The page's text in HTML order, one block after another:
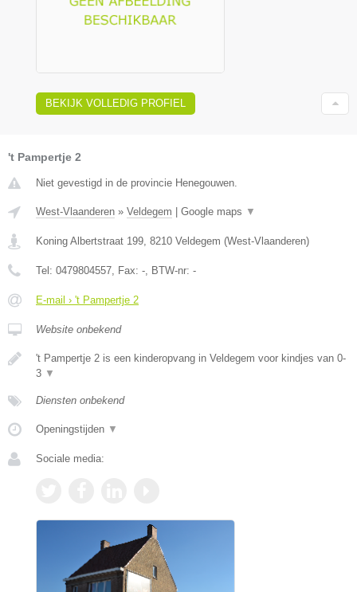
BEKIJK VOLLEDIG PROFIEL
't Pampertje 2
Niet gevestigd in de provincie Henegouwen.
West-Vlaanderen » Veldegem Google maps ▼
Koning Albertstraat 199, 8210 Veldegem (West-Vlaanderen)
Tel: 0479804557, Fax: -, BTW-nr: -
E-mail › 't Pampertje 2
Website onbekend
't Pampertje 2 is een kinderopvang in Veldegem voor kindjes van 0-
3 ▼
Diensten onbekend
Openingstijden ▼
Sociale media: